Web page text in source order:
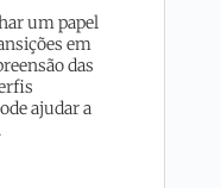
um papel
em
das
ajudar a